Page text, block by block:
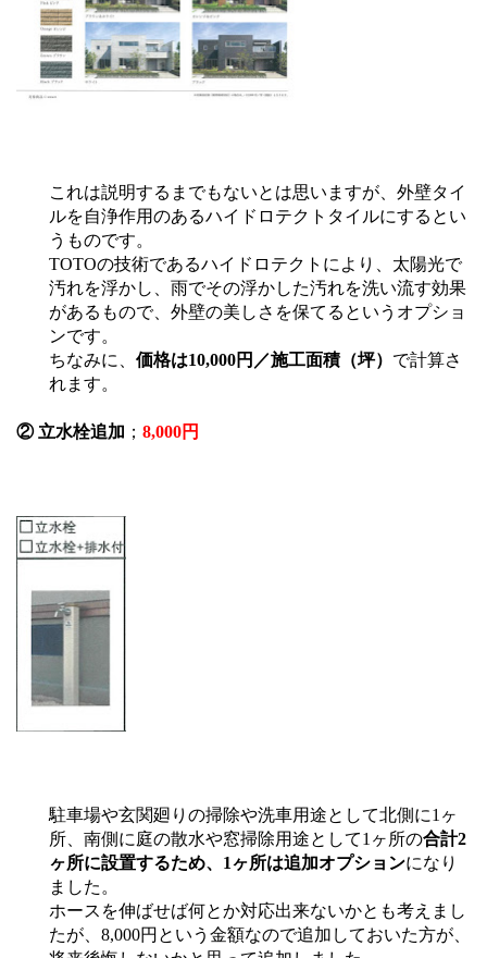
これは説明するまでもないとは思いますが、外壁タイ
ルを自浄作用のあるハイドロテクトタイルにするとい
うものです。
TOTOの技術であるハイドロテクトにより、太陽光で
汚れを浮かし、雨でその浮かした汚れを洗い流す効果
があるもので、外壁の美しさを保てるというオプショ
ンです。
ちなみに、 価格は10,000円／施工面積（坪） で計算さ
れます。
② 立水栓追加 ； 8,000円
駐車場や玄関廻りの掃除や洗車用途として北側に1ヶ
所、南側に庭の散水や窓掃除用途として1ヶ所の合計2
ヶ所に設置するため、1ヶ所は追加オプションになり
ました。
ホースを伸ばせば何とか対応出来ないかとも考えまし
たが、8,000円という金額なので追加しておいた方が、